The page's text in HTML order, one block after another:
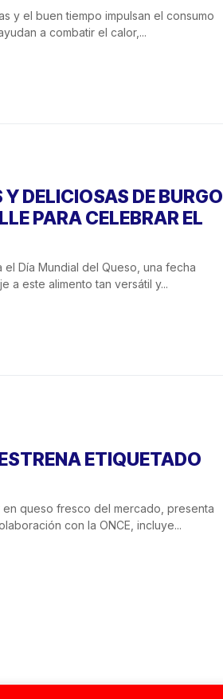
y el buen tiempo impulsan el consumo
a combatir el calor,...
DELICIOSAS DE BURGO
PARA CELEBRAR EL
Día Mundial del Queso, una fecha
a este alimento tan versátil y...
ETIQUETADO
en queso fresco del mercado, presenta
con la ONCE, incluye...